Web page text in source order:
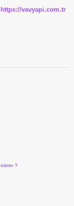
https://vavyapi.com.tr
?